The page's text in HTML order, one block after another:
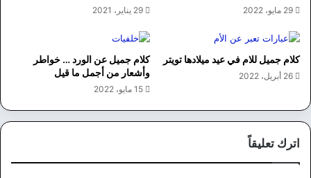
29 مايو، 2022 29 يناير، 2021
كلام جميل للام في عيد ميلادها تويتر
26 أبريل، 2022
كلام جميل عن الورد … خواطر
وأشعار من أجمل ما قيل
15 مايو، 2022
اترك تعليقاً